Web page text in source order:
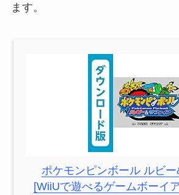
ます。
ポケモンピンボール ルビ
[WiiUで遊べるゲームボーイ